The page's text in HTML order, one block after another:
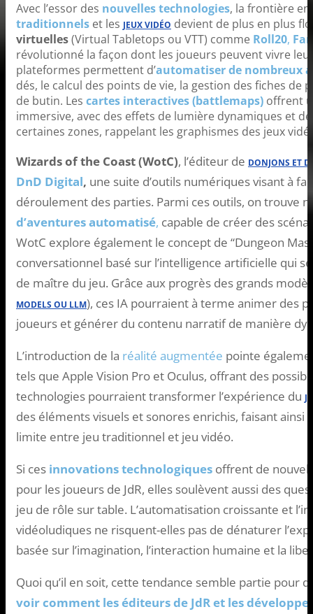
Avec l’essor des nouvelles technologies, la frontière
traditionnels et les JEUX VIDÉO devient de plus en plus
virtuelles(Virtual Tabletops ou VTT) comme Roll20,
révolutionné la façon dont les joueurs peuvent vivre
plateformes permettent d’automatiser de nombreux
dés, le calcul des points de vie, la gestion des fiches de
de butin. Les cartes interactives (battlemaps) offrent
immersive, avec des effets de lumière dynamiques et
certaines zones, rappelant les graphismes des jeux
Wizards of the Coast (WotC), l’éditeur de DONJONS ET
DnD Digital, une suite d’outils numériques visant à
déroulement des parties. Parmi ces outils, on trouve
d’aventures automatisé, capable de créer des
WotC explore également le concept de “Dungeon
conversationnel basé sur l’intelligence artificielle qui
de maître du jeu. Grâce aux progrès des grands
MODELS OU LLM), ces IA pourraient à terme animer des
joueurs et générer du contenu narratif de manière
L’introduction de la réalité augmentée pointe
tels que Apple Vision Pro et Oculus, offrant des
technologies pourraient transformer l’expérience du
des éléments visuels et sonores enrichis, faisant ainsi
limite entre jeu traditionnel et jeu vidéo.
Si ces innovations technologiques offrent de
pour les joueurs de JdR, elles soulèvent aussi des
jeu de rôle sur table. L’automatisation croissante et
vidéoludiques ne risquent-elles pas de dénaturer
basée sur l’imagination, l’interaction humaine et la
Quoi qu’il en soit, cette tendance semble partie pour
voir comment les éditeurs de JdR et les